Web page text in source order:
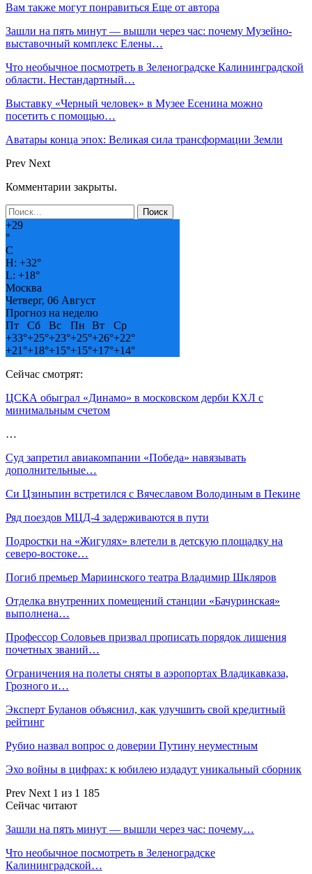
Вам также могут понравиться Еще от автора
Зашли на пять минут — вышли через час: почему Музейно-
выставочный комплекс Елены…
Что необычное посмотреть в Зеленоградске Калининградской
области. Нестандартный…
Выставку «Черный человек» в Музее Есенина можно
посетить с помощью…
Аватары конца эпох: Великая сила трансформации Земли
Prev Next
Комментарии закрыты.
+29
°
C
H: +32°
L: +18°
Москва
Четверг, 06 Август
Прогноз на неделю
Пт
Сб Вс Пн Вт
Ср
+33°+25°+23°+25°+26°+22°
+21°+18°+15°+15°+17°+14°
Сейчас смотрят:
ЦСКА обыграл «Динамо» в московском дерби КХЛ с
минимальным счетом
…
Суд запретил авиакомпании «Победа» навязывать
дополнительные…
Си Цзиньпин встретился с Вячеславом Володиным в Пекине
Ряд поездов МЦД-4 задерживаются в пути
Подростки на «Жигулях» влетели в детскую площадку на
северо-востоке…
Погиб премьер Мариинского театра Владимир Шкляров
Отделка внутренних помещений станции «Бачуринская»
выполнена…
Профессор Соловьев призвал прописать порядок лишения
почетных званий…
Ограничения на полеты сняты в аэропортах Владикавказа,
Грозного и…
Эксперт Буланов объяснил, как улучшить свой кредитный
рейтинг
Рубио назвал вопрос о доверии Путину неуместным
Эхо войны в цифрах: к юбилею издадут уникальный сборник
Prev Next 1 из 1 185
Сейчас читают
Зашли на пять минут — вышли через час: почему…
Что необычное посмотреть в Зеленоградске
Калининградской…